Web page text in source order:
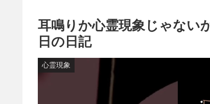
耳鳴りか心霊現象じゃない
日の日記
心霊現象